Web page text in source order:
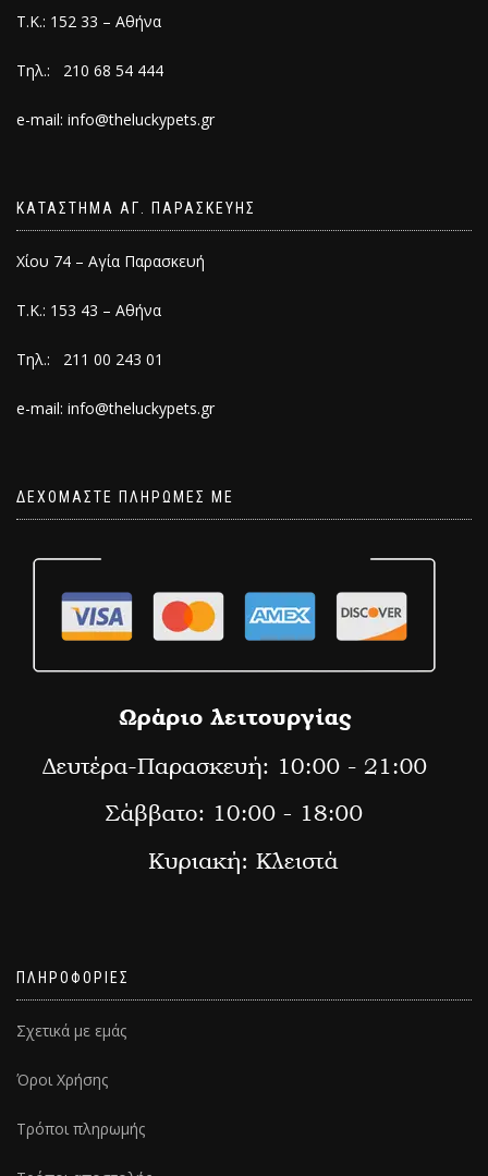
Τ.Κ.: 152 33 – Αθήνα
Τηλ.: 210 68 54 444
e-mail: info@theluckypets.gr
ΚΑΤΑΣΤΗΜΑ ΑΓ. ΠΑΡΑΣΚΕΥΗΣ
Χίου 74 – Αγία Παρασκευή
Τ.Κ.: 153 43 – Αθήνα
Τηλ.: 211 00 243 01
e-mail: info@theluckypets.gr
ΔΕΧΟΜΑΣΤΕ ΠΛΗΡΩΜΕΣ ΜΕ
ΠΛΗΡΟΦΟΡΙΕΣ
Σχετικά με εμάς
Όροι Χρήσης
Τρόποι πληρωμής